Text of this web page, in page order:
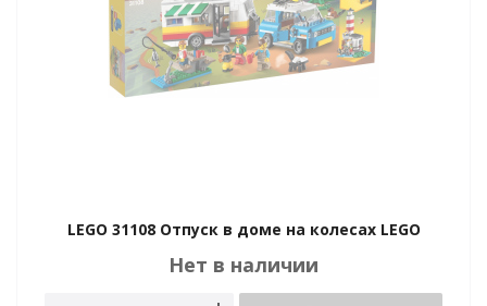
LEGO 31108 Отпуск в доме на колесах LEGO
Нет в наличии